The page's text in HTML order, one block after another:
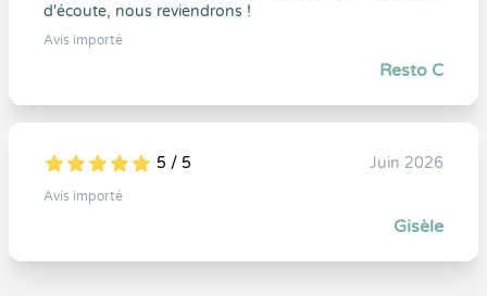
d'écoute, nous reviendrons !
Avis importé
Resto C
5
1
5
0 5 / 5 Juin 2026
Avis importé
Gisèle